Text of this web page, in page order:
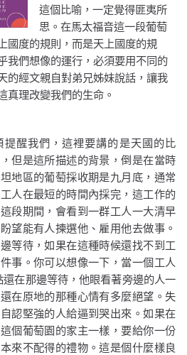
這個比喻，一定覺得匪夷所
思。在馬太福音這一段葡萄
國度的規則，而是天上國度的規
我們想像的運行，必須要用不同的
的經文親自對弟兄姊妹說話，讓我
真理改變我們的生命。
提醒我們，這裡要講的是天國的比
但是這所描述的背景，倒是在當時
地區的葡萄採收期是九月底，通常
人在最短的時間內採完，這工作的
段期間，會看到一群工人一大清早
望能有人揀選他、雇用他去做事。
等待，如果在這種時候還找不到工
事。你可以想像一下，當一個工人
還在那邊等待，他眼看著旁邊的人一
在原地的那種心情有多麼絕望。失
認堅強的人給逼到哭出來。如果在
個葡萄園的家主一樣，要給你一份
來不配得的禮物。這是個什麼樣良